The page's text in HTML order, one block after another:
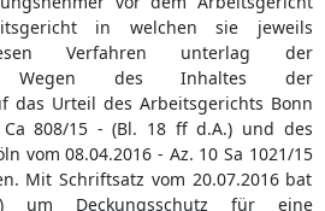
in welchen sie jeweils
Verfahren unterlag der
Wegen des Inhaltes der
das Urteil des Arbeitsgerichts Bonn
808/15 - (Bl. 18 ff d.A.) und des
vom 08.04.2016 - Az. 10 Sa 1021/15
Mit Schriftsatz vom 20.07.2016 bat
Deckungsschutz für eine